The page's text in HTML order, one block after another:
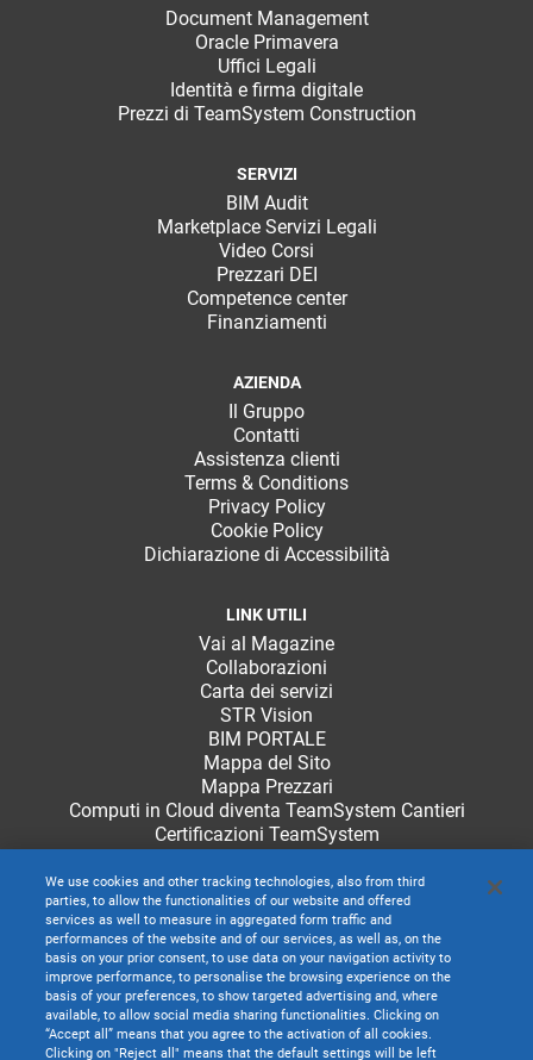
Document Management
Oracle Primavera
Uffici Legali
Identità e firma digitale
Prezzi di TeamSystem Construction
SERVIZI
BIM Audit
Marketplace Servizi Legali
Video Corsi
Prezzari DEI
Competence center
Finanziamenti
AZIENDA
Il Gruppo
Contatti
Assistenza clienti
Terms & Conditions
Privacy Policy
Cookie Policy
Dichiarazione di Accessibilità
LINK UTILI
Vai al Magazine
Collaborazioni
Carta dei servizi
STR Vision
BIM PORTALE
Mappa del Sito
Mappa Prezzari
Computi in Cloud diventa TeamSystem Cantieri
Certificazioni TeamSystem
We use cookies and other tracking technologies, also from third
parties, to allow the functionalities of our website and offered
services as well to measure in aggregated form traffic and
performances of the website and of our services, as well as, on the
basis on your prior consent, to use data on your navigation activity to
improve performance, to personalise the browsing experience on the
basis of your preferences, to show targeted advertising and, where
available, to allow social media sharing functionalities. Clicking on
“Accept all” means that you agree to the activation of all cookies.
Clicking on "Reject all" means that the default settings will be left